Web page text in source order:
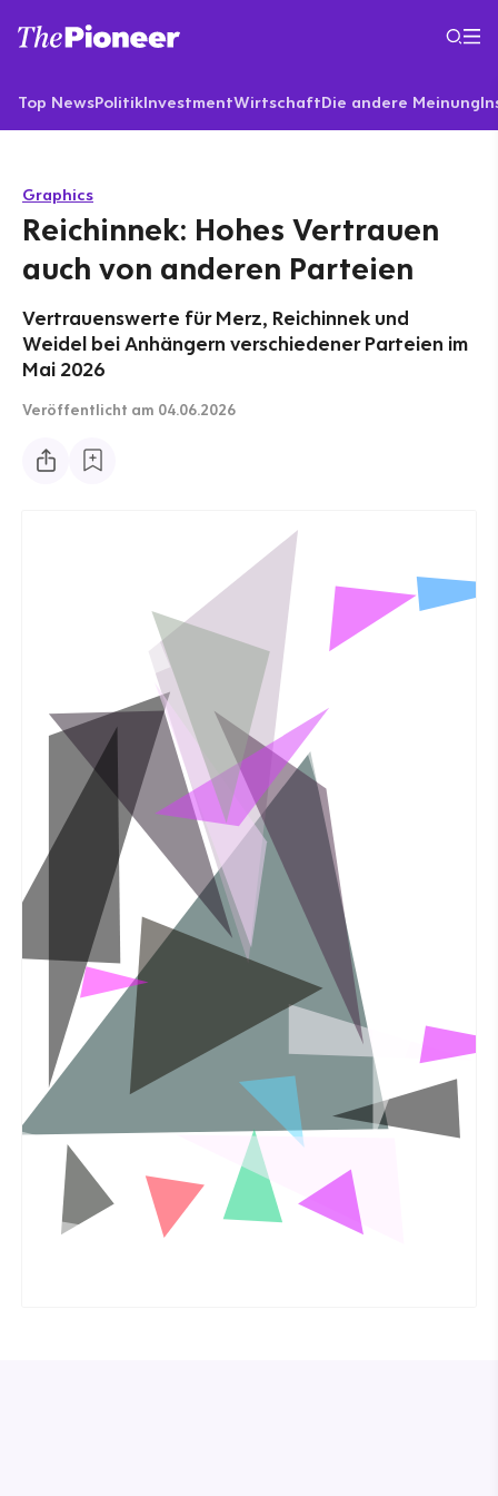
Top NewsPolitikInvestmentWirtschaftDie andere Meinung
Graphics
Reichinnek: Hohes Vertrauen
auch von anderen Parteien
Vertrauenswerte für Merz, Reichinnek und
Weidel bei Anhängern verschiedener Parteien im
Mai 2026
Veröffentlicht am 04.06.2026